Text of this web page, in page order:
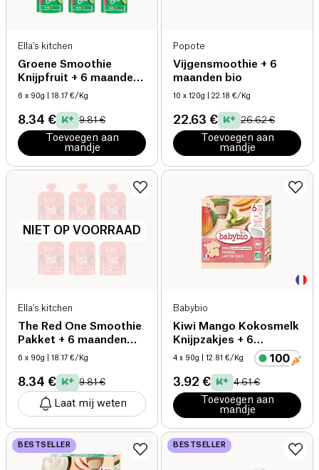
Ella's kitchen
Groene Smoothie
Knijpfruit + 6 maanden
bio
6 x 90g | 18.17 €/Kg
8.34 € 9.81 €
Toevoegen aan
mandje
Popote
Vijgensmoothie + 6
maanden bio
10 x 120g | 22.18 €/Kg
22.63 € 26.62 €
Toevoegen aan
mandje
NIET OP VOORRAAD
Ella's kitchen
The Red One Smoothie
Pakket + 6 maanden
bio
6 x 90g | 18.17 €/Kg
8.34 € 9.81 €
Laat mij weten
Babybio
Kiwi Mango Kokosmelk
Knijpzakjes + 6
maanden bio
4 x 90g | 12.81 €/Kg
3.92 € 4.61 €
Toevoegen aan
mandje
BESTSELLER BESTSELLER